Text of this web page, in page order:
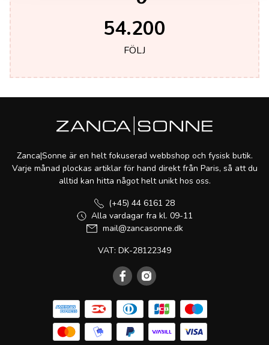
54.200
FÖLJ
Zanca|Sonne är en helt fokuserad webbshop och fysisk butik.
Varje månad plockas artiklar för hand direkt från Paris, så att du
alltid kan hitta något helt unikt hos oss.
(+45) 44 6161 28
Alla vardagar fra kl. 09-11
mail@zancasonne.dk
VAT: DK-28122349